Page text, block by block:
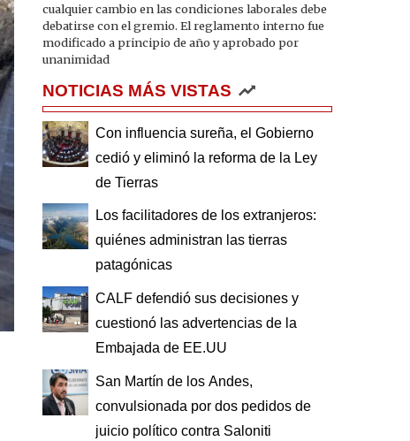
cualquier cambio en las condiciones laborales debe
debatirse con el gremio. El reglamento interno fue
modificado a principio de año y aprobado por
unanimidad
NOTICIAS MÁS VISTAS
Con influencia sureña, el Gobierno
cedió y eliminó la reforma de la Ley
de Tierras
Los facilitadores de los extranjeros:
quiénes administran las tierras
patagónicas
CALF defendió sus decisiones y
cuestionó las advertencias de la
Embajada de EE.UU
San Martín de los Andes,
convulsionada por dos pedidos de
juicio político contra Saloniti